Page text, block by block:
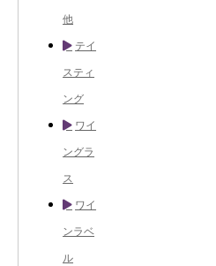
他
テイ
スティ
ング
ワイ
ングラ
ス
ワイ
ンラベ
ル